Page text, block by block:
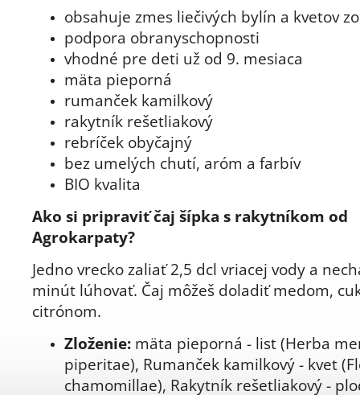
obsahuje zmes liečivých bylín a kvetov
podpora obranyschopnosti
vhodné pre deti už od 9. mesiaca
mäta pieporná
rumanček kamilkový
rakytník rešetliakový
rebríček obyčajný
bez umelých chutí, aróm a farbív
BIO kvalita
Ako si pripraviť čaj šípka s rakytníkom od
Agrokarpaty?
Jedno vrecko zaliať 2,5 dcl vriacej vody a
minút lúhovať. Čaj môžeš doladiť medom,
citrónom.
Zloženie: mäta pieporná - list (Herba
piperitae), Rumanček kamilkový - kvet
chamomillae), Rakytník rešetliakový -